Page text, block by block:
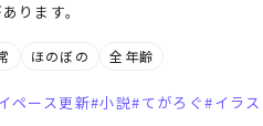
ります。
ほのぼの 全年齢
ペース更新 小説 てがろぐ イラス